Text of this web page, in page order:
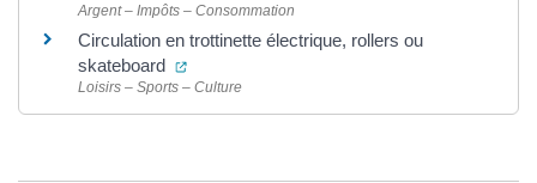
Argent – Impôts – Consommation
Circulation en trottinette électrique, rollers ou
skateboard
(ouverture dans un nouvel onglet)
Loisirs – Sports – Culture